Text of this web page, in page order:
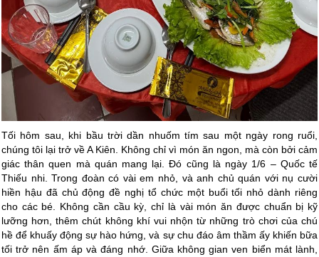
Tối hôm sau, khi bầu trời dần nhuốm tím sau một ngày rong ruổi,
chúng tôi lại trở về A Kiên. Không chỉ vì món ăn ngon, mà còn bởi cảm
giác thân quen mà quán mang lại. Đó cũng là ngày 1/6 – Quốc tế
Thiếu nhi. Trong đoàn có vài em nhỏ, và anh chủ quán với nụ cười
hiền hậu đã chủ động đề nghị tổ chức một buổi tối nhỏ dành riêng
cho các bé. Không cần cầu kỳ, chỉ là vài món ăn được chuẩn bị kỹ
lưỡng hơn, thêm chút không khí vui nhộn từ những trò chơi của chú
hề để khuấy động sự hào hứng, và sự chu đáo âm thầm ấy khiến bữa
tối trở nên ấm áp và đáng nhớ. Giữa không gian ven biển mát lành,